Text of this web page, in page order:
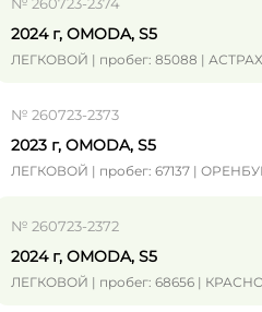
2024 г, OMODA, S5
ЛЕГКОВОЙ | пробег: 85088 |
№ 260723-2373
2023 г, OMODA, S5
ЛЕГКОВОЙ | пробег: 67137 |
№ 260723-2372
2024 г, OMODA, S5
ЛЕГКОВОЙ | пробег: 68656 |